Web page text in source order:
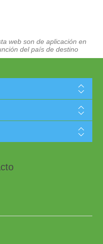
web son de aplicación en
del país de destino